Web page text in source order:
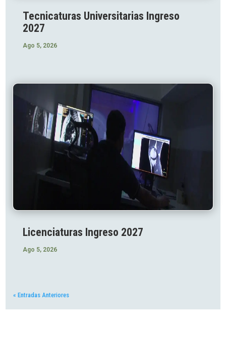
Tecnicaturas Universitarias Ingreso
2027
Ago 5, 2026
Licenciaturas Ingreso 2027
Ago 5, 2026
« Entradas Anteriores